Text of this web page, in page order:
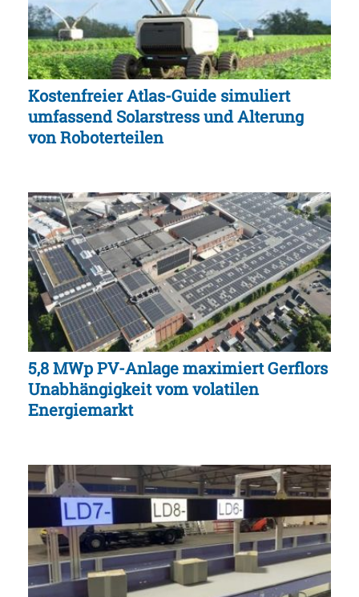
Kostenfreier Atlas-Guide simuliert
umfassend Solarstress und Alterung
von Roboterteilen
5,8 MWp PV-Anlage maximiert Gerflors
Unabhängigkeit vom volatilen
Energiemarkt